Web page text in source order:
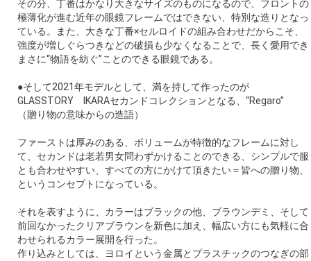
その分、丁番はかなり大きなサイズのものになるので、フロントの
極薄化が進む近年の眼鏡フレームではできない、特別な造りとなっ
ている。また、大きな丁番×セルロイドの組み合わせだからこそ、
強度が増しぐらつきなどの破損も少なくなることで、長く愛用でき
まさに“物語を紡ぐ”ことのできる眼鏡である。
●そして2021年モデルとして、満を持して作ったのが
GLASSTORY IKARAセカンドコレクションとなる、“Regaro”
（贈り物の意味からの造語）
ファーストは厚みのある、ボリュームが特徴的なフレームに対し
て、セカンドは老若男女問わずかけることのできる、シンプルで服
とも合わせやすい、すべての方にかけて頂きたい＝皆への贈り物、
というコンセプトになっている。
それを表すように、カラーはブラックの他、ブラウンデミ、そして
前回なかったクリアブラウンを新色に加え、幅広い方にも気軽に合
わせられるカラー展開を行った。
作り込みとしては、ヨロイという金属とプラスチックのつなぎの部